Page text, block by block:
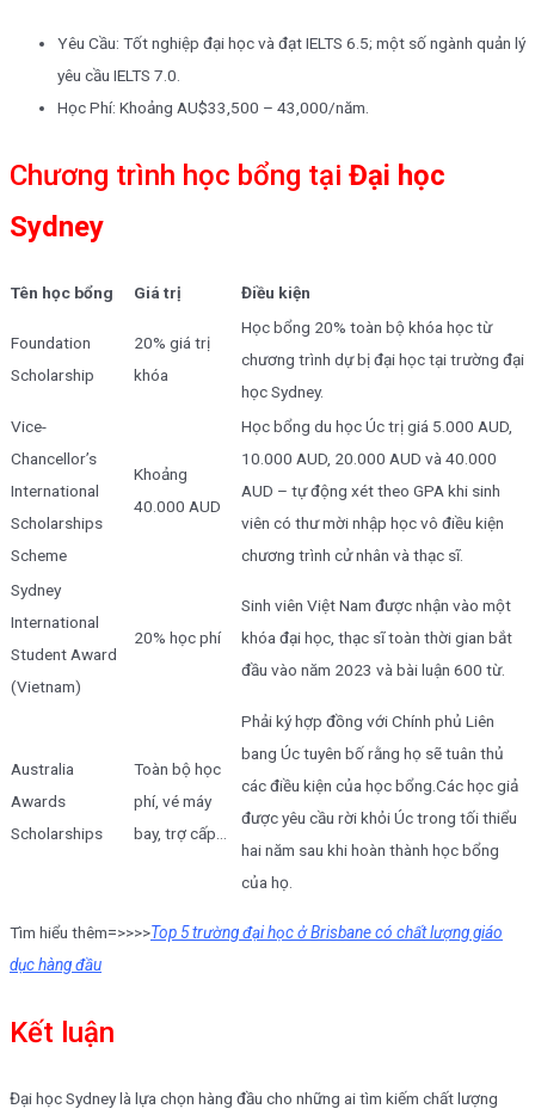
Yêu Cầu: Tốt nghiệp đại học và đạt IELTS 6.5; một số ngành quản lý
yêu cầu IELTS 7.0.
Học Phí: Khoảng AU$33,500 – 43,000/năm.
Chương trình học bổng tại Đại học
Sydney
Tên học bổng Giá trị Điều kiện
Foundation
Scholarship
20% giá trị
khóa
Học bổng 20% toàn bộ khóa học từ
chương trình dự bị đại học tại trường đại
học Sydney.
Vice-
Chancellor’s
International
Scholarships
Scheme
Khoảng
40.000 AUD
Học bổng du học Úc trị giá 5.000 AUD,
10.000 AUD, 20.000 AUD và 40.000
AUD – tự động xét theo GPA khi sinh
viên có thư mời nhập học vô điều kiện
chương trình cử nhân và thạc sĩ.
Sydney
International
Student Award
(Vietnam)
20% học phí
Sinh viên Việt Nam được nhận vào một
khóa đại học, thạc sĩ toàn thời gian bắt
đầu vào năm 2023 và bài luận 600 từ.
Australia
Awards
Scholarships
Toàn bộ học
phí, vé máy
bay, trợ cấp…
Phải ký hợp đồng với Chính phủ Liên
bang Úc tuyên bố rằng họ sẽ tuân thủ
các điều kiện của học bổng.Các học giả
được yêu cầu rời khỏi Úc trong tối thiểu
hai năm sau khi hoàn thành học bổng
của họ.
Tìm hiểu thêm=>>>>Top 5 trường đại học ở Brisbane có chất lượng giáo
dục hàng đầu
Kết luận
Đại học Sydney là lựa chọn hàng đầu cho những ai tìm kiếm chất lượng